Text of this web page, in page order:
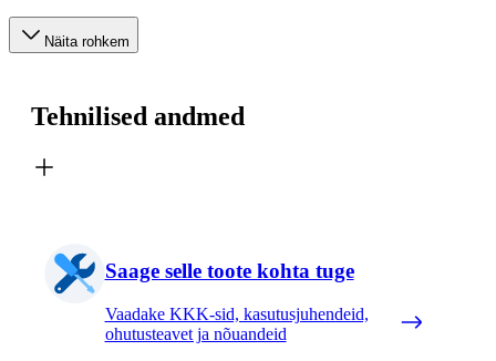
Näita rohkem
Tehnilised andmed
Saage selle toote kohta tuge
Vaadake KKK-sid, kasutusjuhendeid,
ohutusteavet ja nõuandeid